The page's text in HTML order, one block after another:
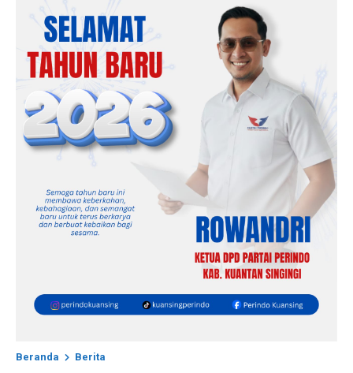
Beranda Berita